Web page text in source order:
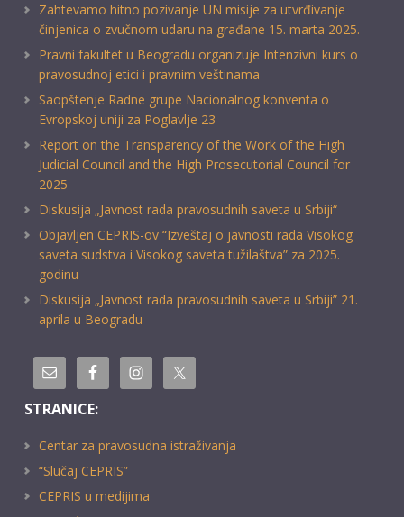
Zahtevamo hitno pozivanje UN misije za utvrđivanje
činjenica o zvučnom udaru na građane 15. marta 2025.
Pravni fakultet u Beogradu organizuje Intenzivni kurs o
pravosudnoj etici i pravnim veštinama
Saopštenje Radne grupe Nacionalnog konventa o
Evropskoj uniji za Poglavlje 23
Report on the Transparency of the Work of the High
Judicial Council and the High Prosecutorial Council for
2025
Diskusija „Javnost rada pravosudnih saveta u Srbiji“
Objavljen CEPRIS-ov “Izveštaj o javnosti rada Visokog
saveta sudstva i Visokog saveta tužilaštva” za 2025.
godinu
Diskusija „Javnost rada pravosudnih saveta u Srbiji” 21.
aprila u Beogradu
STRANICE:
Centar za pravosudna istraživanja
“Slučaj CEPRIS”
CEPRIS u medijima